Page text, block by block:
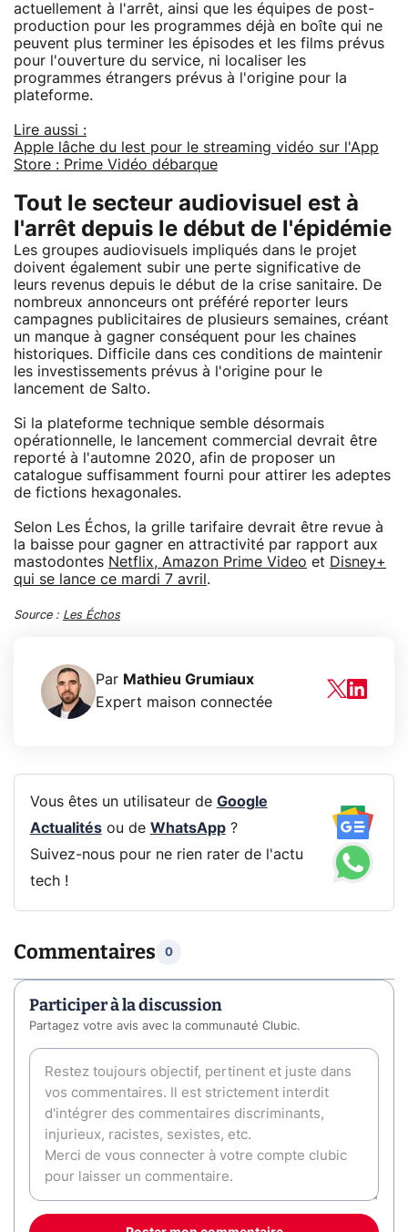
actuellement à l'arrêt, ainsi que les équipes de post-
production pour les programmes déjà en boîte qui ne
peuvent plus terminer les épisodes et les films prévus
pour l'ouverture du service, ni localiser les
programmes étrangers prévus à l'origine pour la
plateforme.
Lire aussi :
Apple lâche du lest pour le streaming vidéo sur l'App
Store : Prime Vidéo débarque
Tout le secteur audiovisuel est à
l'arrêt depuis le début de l'épidémie
Les groupes audiovisuels impliqués dans le projet
doivent également subir une perte significative de
leurs revenus depuis le début de la crise sanitaire. De
nombreux annonceurs ont préféré reporter leurs
campagnes publicitaires de plusieurs semaines, créant
un manque à gagner conséquent pour les chaines
historiques. Difficile dans ces conditions de maintenir
les investissements prévus à l'origine pour le
lancement de Salto.
Si la plateforme technique semble désormais
opérationnelle, le lancement commercial devrait être
reporté à l'automne 2020, afin de proposer un
catalogue suffisamment fourni pour attirer les adeptes
de fictions hexagonales.
Selon Les Échos, la grille tarifaire devrait être revue à
la baisse pour gagner en attractivité par rapport aux
mastodontes Netflix, Amazon Prime Video et Disney+
qui se lance ce mardi 7 avril .
Source : Les Échos
Par Mathieu Grumiaux
Expert maison connectée
Vous êtes un utilisateur de Google
Actualitésou de WhatsApp?
Suivez-nous pour ne rien rater de l'actu
tech !
Commentaires 0
Participer à la discussion
Partagez votre avis avec la communauté Clubic.